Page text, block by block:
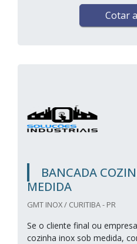
Cotar
BANCADA
MEDIDA
GMT INOX / CURITIBA - PR
Se o cliente final ou
cozinha inox sob medida,